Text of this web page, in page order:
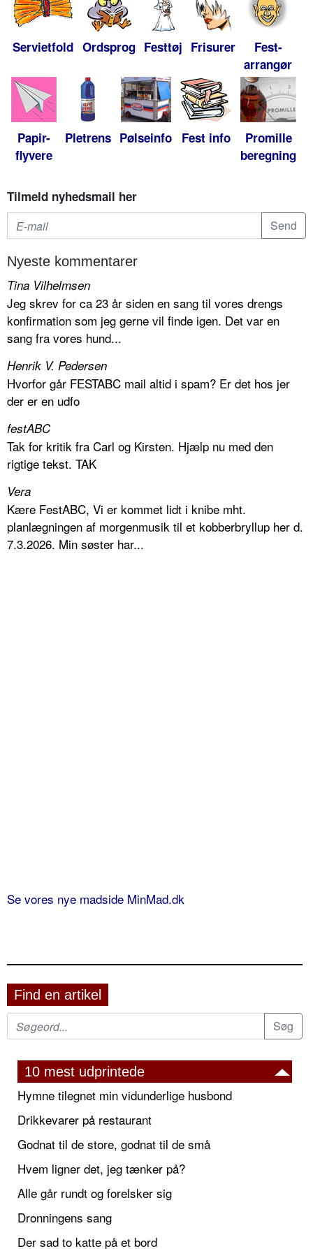
Servietfold Ordsprog Festtøj Frisurer
Fest-
arrangør
Papir-
flyvere
Pletrens Pølseinfo Fest info
Promille
beregning
Tilmeld nyhedsmail her
Nyeste kommentarer
Tina Vilhelmsen
Jeg skrev for ca 23 år siden en sang til vores drengs
konfirmation som jeg gerne vil finde igen. Det var en
sang fra vores hund...
Henrik V. Pedersen
Hvorfor går FESTABC mail altid i spam? Er det hos jer
der er en udfo
festABC
Tak for kritik fra Carl og Kirsten. Hjælp nu med den
rigtige tekst. TAK
Vera
Kære FestABC, Vi er kommet lidt i knibe mht.
planlægningen af morgenmusik til et kobberbryllup her d.
7.3.2026. Min søster har...
Se vores nye madside MinMad.dk
Find en artikel
10 mest udprintede
Hymne tilegnet min vidunderlige husbond
Drikkevarer på restaurant
Godnat til de store, godnat til de små
Hvem ligner det, jeg tænker på?
Alle går rundt og forelsker sig
Dronningens sang
Der sad to katte på et bord